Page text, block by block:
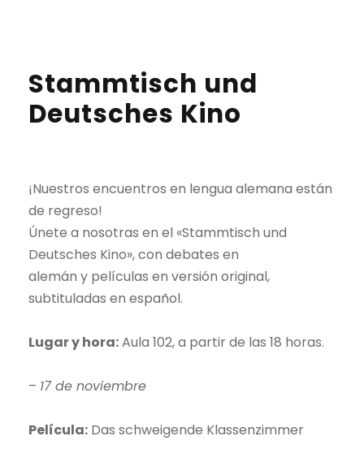
Stammtisch und
Deutsches Kino
¡Nuestros encuentros en lengua alemana están
de regreso!
Únete a nosotras en el «Stammtisch und
Deutsches Kino», con debates en
alemán y películas en versión original,
subtituladas en español.
Lugar y hora:Aula 102, a partir de las 18 horas.
– 17 de noviembre
Película: Das schweigende Klassenzimmer